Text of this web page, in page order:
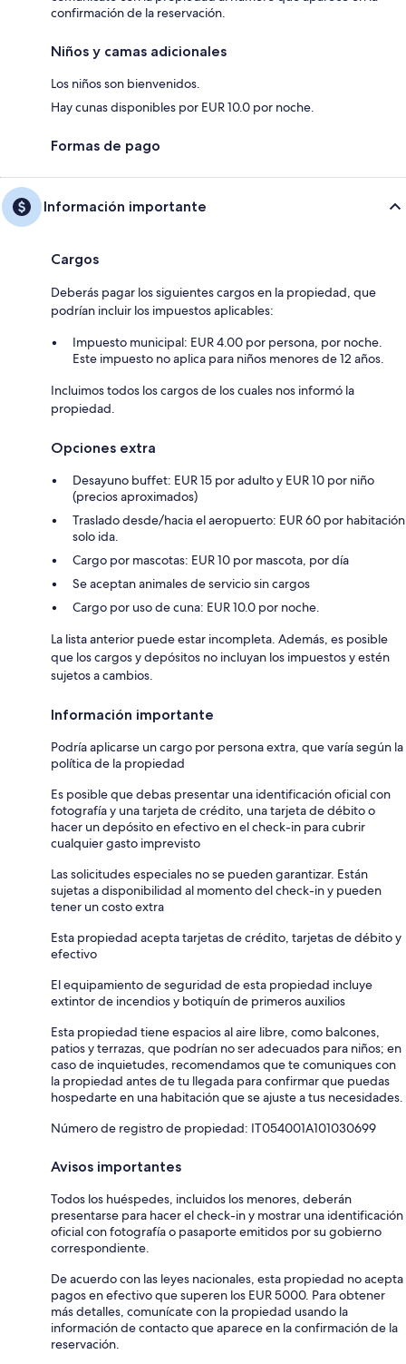
confirmación de la reservación.
Niños y camas adicionales
Los niños son bienvenidos.
Hay cunas disponibles por EUR 10.0 por noche.
Formas de pago
Información importante
Cargos
Deberás pagar los siguientes cargos en la propiedad, que
podrían incluir los impuestos aplicables:
Impuesto municipal: EUR 4.00 por persona, por noche.
Este impuesto no aplica para niños menores de 12 años.
Incluimos todos los cargos de los cuales nos informó la
propiedad.
Opciones extra
Desayuno buffet: EUR 15 por adulto y EUR 10 por niño
(precios aproximados)
Traslado desde/hacia el aeropuerto: EUR 60 por habitación
solo ida.
Cargo por mascotas: EUR 10 por mascota, por día
Se aceptan animales de servicio sin cargos
Cargo por uso de cuna: EUR 10.0 por noche.
La lista anterior puede estar incompleta. Además, es posible
que los cargos y depósitos no incluyan los impuestos y estén
sujetos a cambios.
Información importante
Podría aplicarse un cargo por persona extra, que varía según la
política de la propiedad
Es posible que debas presentar una identificación oficial con
fotografía y una tarjeta de crédito, una tarjeta de débito o
hacer un depósito en efectivo en el check-in para cubrir
cualquier gasto imprevisto
Las solicitudes especiales no se pueden garantizar. Están
sujetas a disponibilidad al momento del check-in y pueden
tener un costo extra
Esta propiedad acepta tarjetas de crédito, tarjetas de débito y
efectivo
El equipamiento de seguridad de esta propiedad incluye
extintor de incendios y botiquín de primeros auxilios
Esta propiedad tiene espacios al aire libre, como balcones,
patios y terrazas, que podrían no ser adecuados para niños; en
caso de inquietudes, recomendamos que te comuniques con
la propiedad antes de tu llegada para confirmar que puedas
hospedarte en una habitación que se ajuste a tus necesidades.
Número de registro de propiedad: IT054001A101030699
Avisos importantes
Todos los huéspedes, incluidos los menores, deberán
presentarse para hacer el check-in y mostrar una identificación
oficial con fotografía o pasaporte emitidos por su gobierno
correspondiente.
De acuerdo con las leyes nacionales, esta propiedad no acepta
pagos en efectivo que superen los EUR 5000. Para obtener
más detalles, comunícate con la propiedad usando la
información de contacto que aparece en la confirmación de la
reservación.